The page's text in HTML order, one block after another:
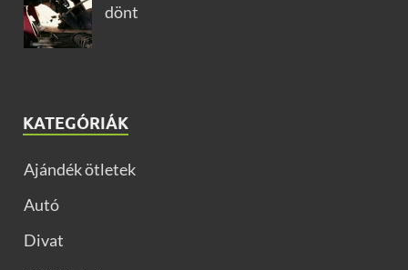
dönt
KATEGÓRIÁK
Ajándék ötletek
Autó
Divat